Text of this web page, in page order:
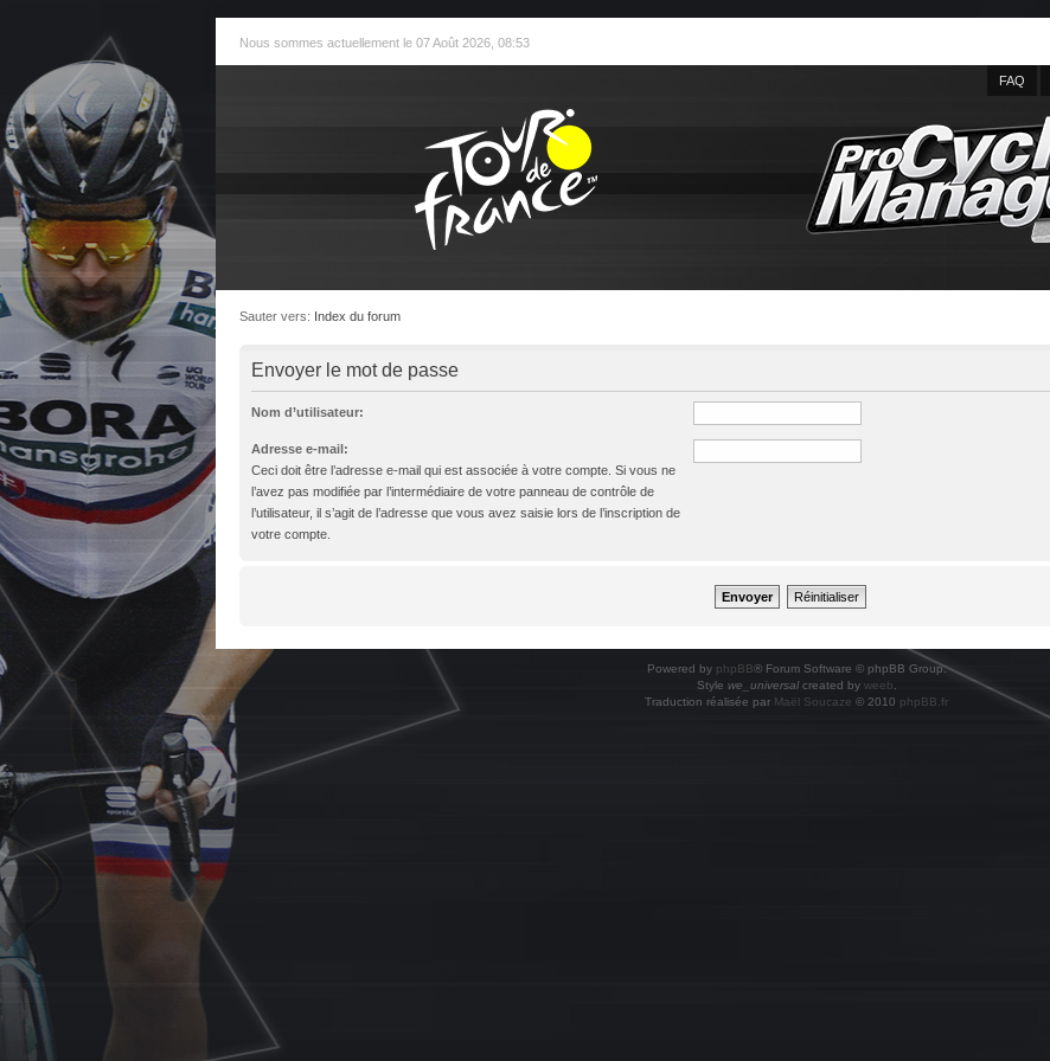
Nous sommes actuellement le 07 Août 2026, 08:53
FAQ
Sauter vers: Index du forum
Envoyer le mot de passe
Nom d’utilisateur:
Adresse e-mail:
Ceci doit être l’adresse e-mail qui est associée à votre compte. Si vous ne
l’avez pas modifiée par l’intermédiaire de votre panneau de contrôle de
l’utilisateur, il s’agit de l’adresse que vous avez saisie lors de l’inscription de
votre compte.
Powered by phpBB® Forum Software © phpBB Group.
Style we_universalcreated by weeb
Traduction réalisée par Maël Soucaze © 2010 phpBB.fr